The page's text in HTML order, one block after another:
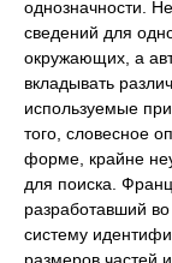
однозначности.
сведений для
окружающих, а
вкладывать
используемые
того, словесное
форме, крайне
для поиска.
разработавший
систему